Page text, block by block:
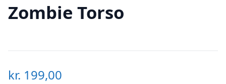
Zombie Torso
kr. 199,00